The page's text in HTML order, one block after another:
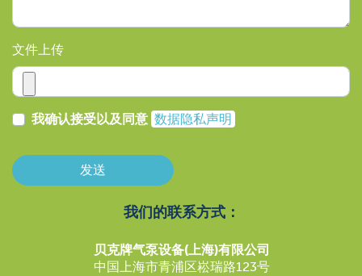
文件上传
我确认接受以及同意 数据隐私声明
发送
我们的联系方式：
贝克牌气泵设备(上海)有限公司
中国上海市青浦区崧瑞路123号